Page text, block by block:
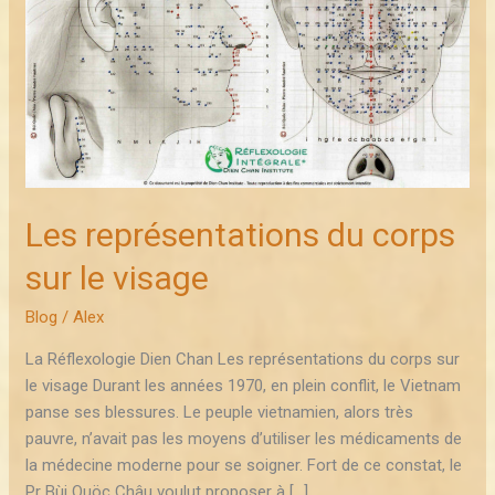
Les représentations du corps
sur le visage
Blog /Alex
La Réflexologie Dien Chan Les représentations du corps sur
le visage Durant les années 1970, en plein conflit, le Vietnam
panse ses blessures. Le peuple vietnamien, alors très
pauvre, n’avait pas les moyens d’utiliser les médicaments de
la médecine moderne pour se soigner. Fort de ce constat, le
visage